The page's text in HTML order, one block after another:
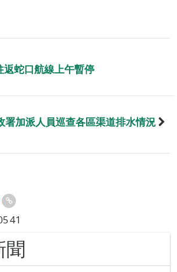
返蛇口航線上午暫停
署加派人員巡查各區渠道排水情況
聞